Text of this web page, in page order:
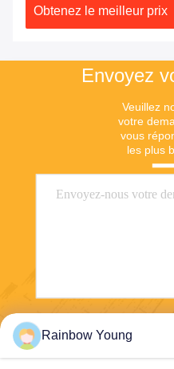
Obtenez le meilleur prix
Envoyez
Veuillez
votre
vous
les plus
Rainbow Young